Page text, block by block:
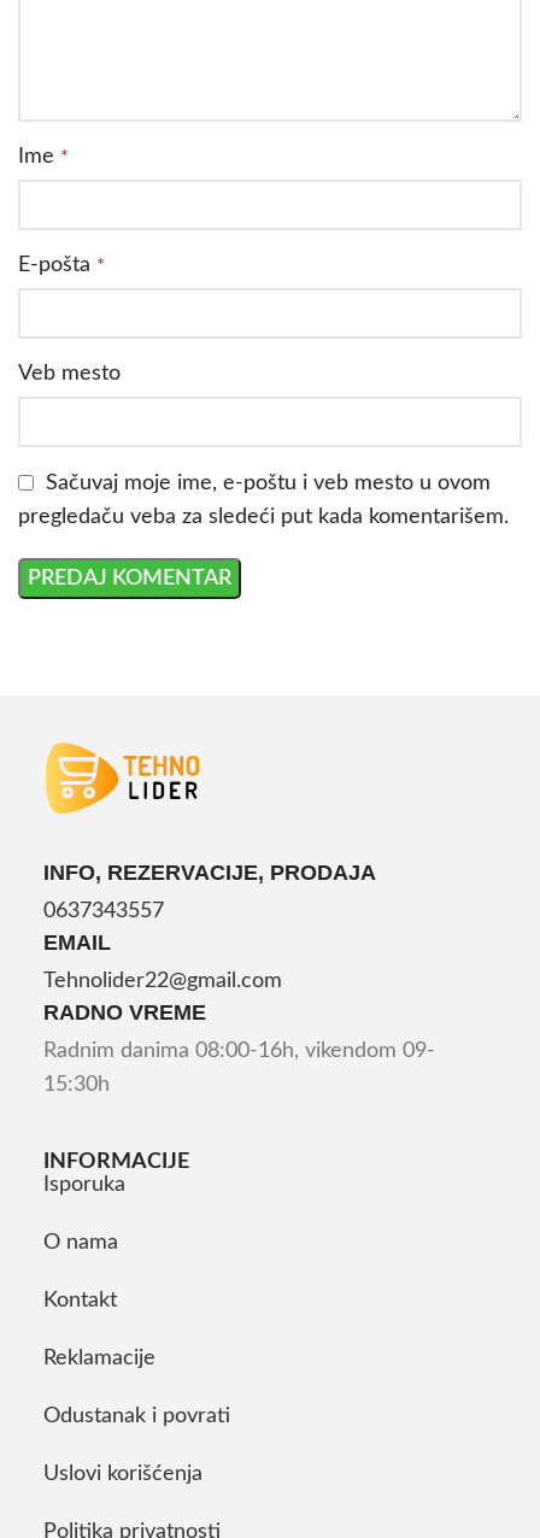
Ime *
E-pošta *
Veb mesto
Sačuvaj moje ime, e-poštu i veb mesto u ovom
pregledaču veba za sledeći put kada komentarišem.
INFO, REZERVACIJE, PRODAJA
0637343557
EMAIL
Tehnolider22@gmail.com
RADNO VREME
Radnim danima 08:00-16h, vikendom 09-
15:30h
INFORMACIJE
Isporuka
O nama
Kontakt
Reklamacije
Odustanak i povrati
Uslovi korišćenja
Politika privatnosti